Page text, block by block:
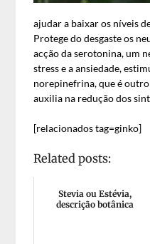
ajudar a baixar os níveis
Protege do desgaste os
acção da serotonina, um
stress e a ansiedade,
norepinefrina, que é
auxilia na redução dos
[relacionados tag=ginko]
Related posts:
Stevia ou Estévia,
descrição botânica